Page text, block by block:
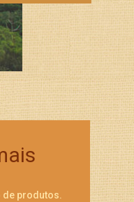
de produtos.